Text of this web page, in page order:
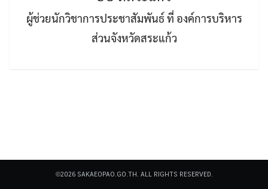
Search
for:
Search
ผู้ช่วยนักวิชาการประชาสัมพันธ์ ที่ องค์การบริหาร
ส่วนจังหวัดสระแก้ว
©2026 SAKAEOPAO.GO.TH. ALL RIGHTS RESERVED.